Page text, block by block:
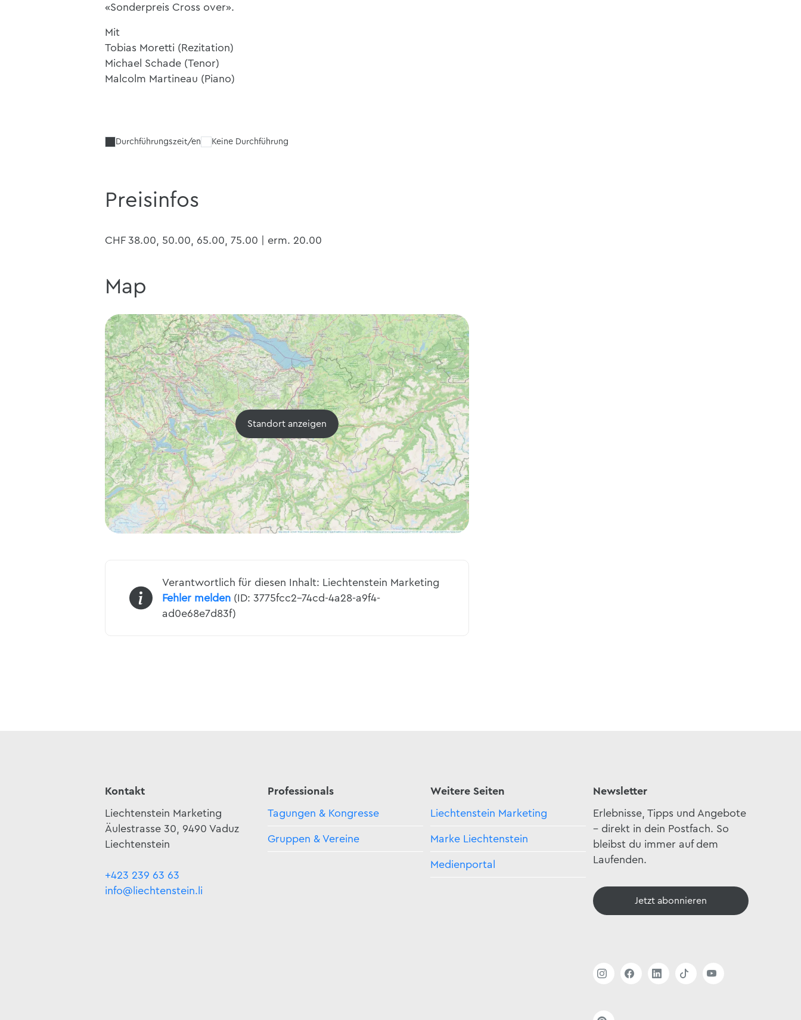
«Sonderpreis Cross over».
Mit
Tobias Moretti (Rezitation)
Michael Schade (Tenor)
Malcolm Martineau (Piano)
Durchführungszeit/en Keine Durchführung
Preisinfos
CHF 38.00, 50.00, 65.00, 75.00 | erm. 20.00
Map
Standort anzeigen
Verantwortlich für diesen Inhalt: Liechtenstein Marketing
Fehler melden(ID: 3775fcc2-74cd-4a28-a9f4-
ad0e68e7d83f)
Kontakt
Liechtenstein Marketing
Äulestrasse 30, 9490 Vaduz
Liechtenstein
+423 239 63 63
info@liechtenstein.li
Professionals
Tagungen & Kongresse
Gruppen & Vereine
Weitere Seiten
Liechtenstein Marketing
Marke Liechtenstein
Medienportal
Newsletter
Erlebnisse, Tipps und Angebote
– direkt in dein Postfach. So
bleibst du immer auf dem
Laufenden.
Jetzt abonnieren